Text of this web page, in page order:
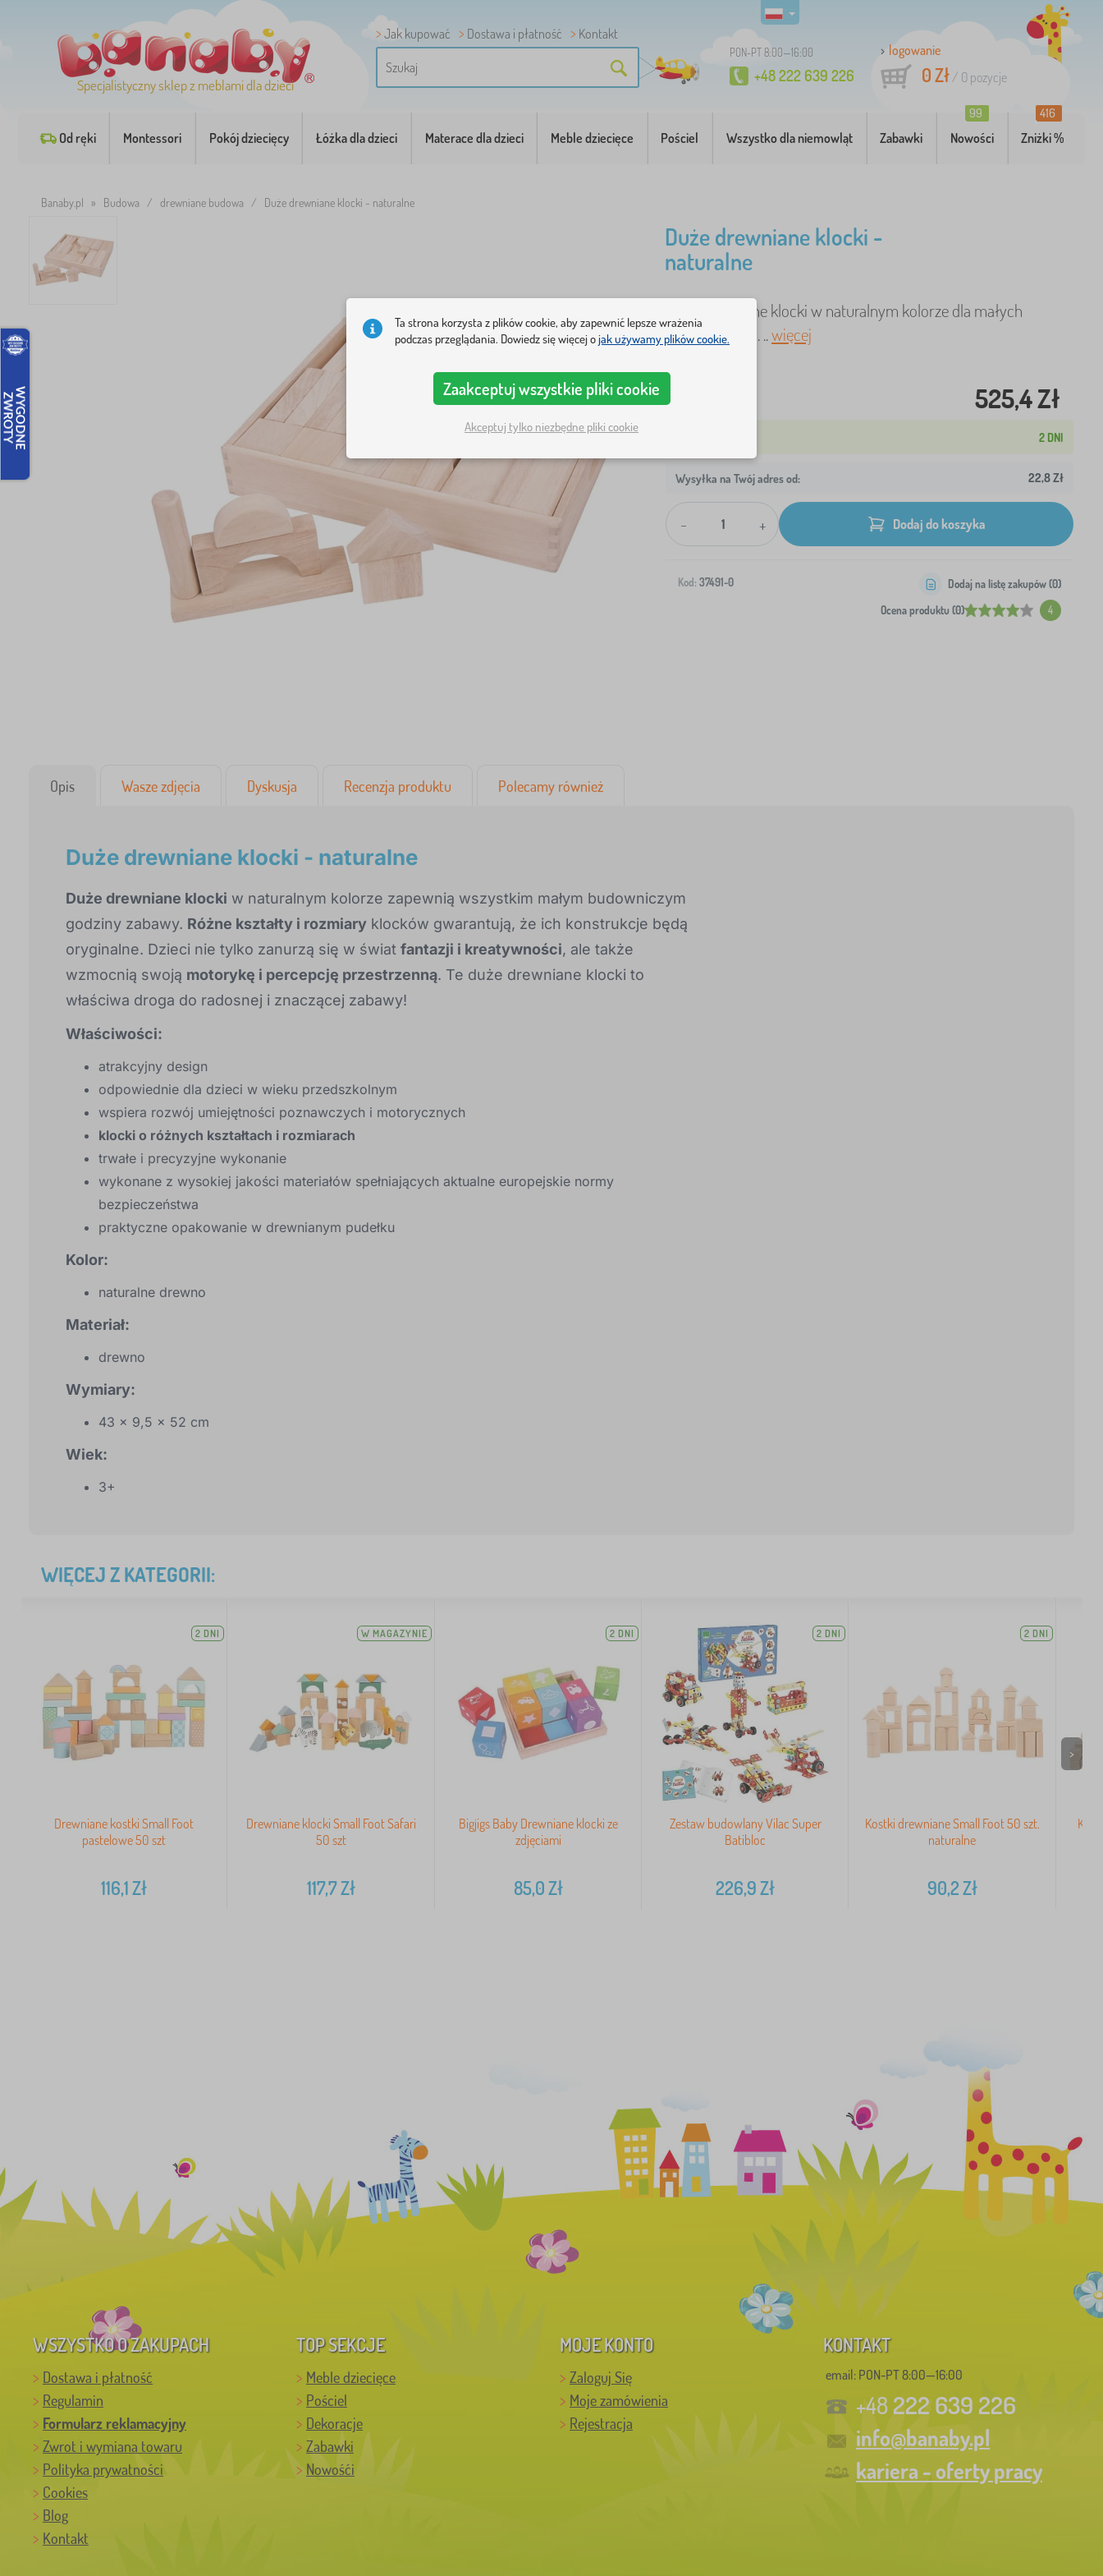
Specjalistyczny sklep z meblami dla dzieci
Jak kupować Dostawa i płatność Kontakt
PON-PT 8:00—16:00
+48 222 639 226
logowanie
0 Zł/ 0 pozycje
Od ręki Montessori Pokój dziecięcy Łóżka dla dzieci Materace dla dzieci Meble dziecięce Pościel Wszystko dla niemowląt Zabawki Nowości
99
Zniżki %
416
Banaby.pl » Budowa / drewniane budowa / Duże drewniane klocki - naturalne
Duże drewniane klocki -
naturalne
Duże drewniane klocki w naturalnym kolorze dla małych
budowniczych. ..więcej
525,4 Zł
2 DNI
Wysyłka na Twój adres od: 22,8 Zł
- + Dodaj do koszyka
Kod: 37491-0
Ocena produktu (0) 4
Dodaj na listę zakupów (0)
Opis Wasze zdjęcia Dyskusja Recenzja produktu Polecamy również
Duże drewniane klocki - naturalne
Duże drewniane klocki w naturalnym kolorze zapewnią wszystkim małym budowniczym
godziny zabawy. Różne kształty i rozmiary klocków gwarantują, że ich konstrukcje będą
oryginalne. Dzieci nie tylko zanurzą się w świat fantazji i kreatywności, ale także
wzmocnią swoją motorykę i percepcję przestrzenną. Te duże drewniane klocki to
właściwa droga do radosnej i znaczącej zabawy!
Właściwości:
atrakcyjny design
odpowiednie dla dzieci w wieku przedszkolnym
wspiera rozwój umiejętności poznawczych i motorycznych
klocki o różnych kształtach i rozmiarach
trwałe i precyzyjne wykonanie
wykonane z wysokiej jakości materiałów spełniających aktualne europejskie normy
bezpieczeństwa
praktyczne opakowanie w drewnianym pudełku
Kolor:
naturalne drewno
Materiał:
drewno
Wymiary:
43 x 9,5 x 52 cm
Wiek:
3+
WIĘCEJ Z KATEGORII:
2 DNI
Drewniane kostki Small Foot
pastelowe 50 szt
116,1Zł
W MAGAZYNIE
Drewniane klocki Small Foot Safari
50 szt
117,7Zł
2 DNI
Bigjigs Baby Drewniane klocki ze
zdjęciami
85,0Zł
2 DNI
Zestaw budowlany Vilac Super
Batibloc
226,9Zł
2 DNI
Kostki drewniane Small Foot 50 szt.
naturalne
90,2Zł
>
WSZYSTKO O ZAKUPACH
Dostawa i płatność
Regulamin
Formularz reklamacyjny
Zwrot i wymiana towaru
Polityka prywatności
Cookies
Blog
Kontakt
TOP SEKCJE
Meble dziecięce
Pościel
Dekoracje
Zabawki
Nowośći
MOJE KONTO
Zaloguj Się
Moje zamówienia
Rejestracja
KONTAKT
email: PON-PT 8:00—16:00
+48222 639 226
info@banaby.pl
kariera - oferty pracy
Ta strona korzysta z plików cookie, aby zapewnić lepsze wrażenia
podczas przeglądania. Dowiedz się więcej ojak używamy plików cookie.
Zaakceptuj wszystkie pliki cookie
Akceptuj tylko niezbędne pliki cookie